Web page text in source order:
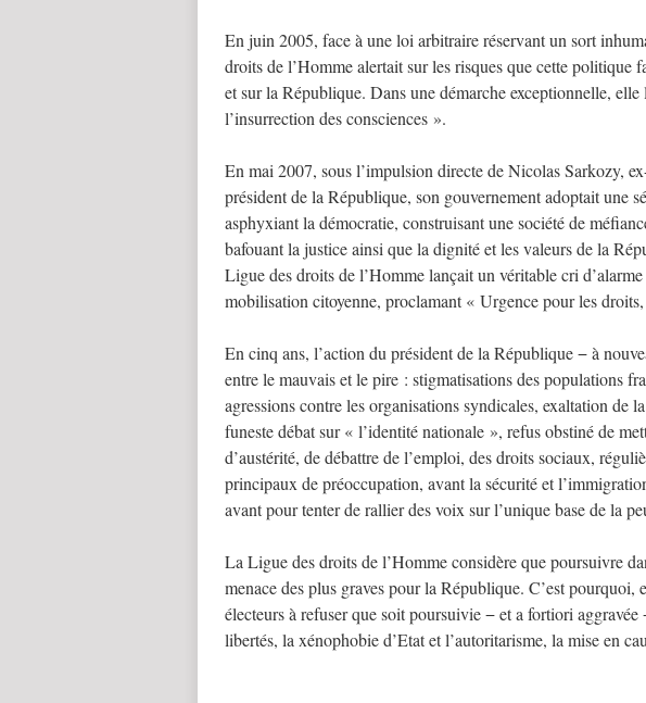
En juin 2005, face à une loi arbitraire réservant un sort
droits de l’Homme alertait sur les risques que cette politique
et sur la République. Dans une démarche exceptionnelle,
l’insurrection des consciences ».
En mai 2007, sous l’impulsion directe de Nicolas Sarkozy,
président de la République, son gouvernement adoptait une
asphyxiant la démocratie, construisant une société de
bafouant la justice ainsi que la dignité et les valeurs de la
Ligue des droits de l’Homme lançait un véritable cri
mobilisation citoyenne, proclamant « Urgence pour les
En cinq ans, l’action du président de la République − à
entre le mauvais et le pire : stigmatisations des populations
agressions contre les organisations syndicales, exaltation de
funeste débat sur « l’identité nationale », refus obstiné de
d’austérité, de débattre de l’emploi, des droits sociaux,
principaux de préoccupation, avant la sécurité et
avant pour tenter de rallier des voix sur l’unique base de la
La Ligue des droits de l’Homme considère que poursuivre
menace des plus graves pour la République. C’est pourquoi,
électeurs à refuser que soit poursuivie − et a fortiori aggravée
libertés, la xénophobie d’Etat et l’autoritarisme, la mise en